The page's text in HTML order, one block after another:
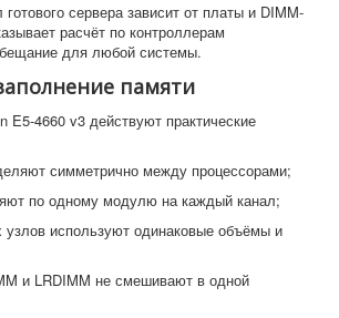
сервера зависит от платы и DIMM-
расчёт по контроллерам
для любой системы.
памяти
E5-4660 v3 действуют практические
симметрично между процессорами;
по одному модулю на каждый канал;
узлов используют одинаковые объёмы и
и LRDIMM не смешивают в одной